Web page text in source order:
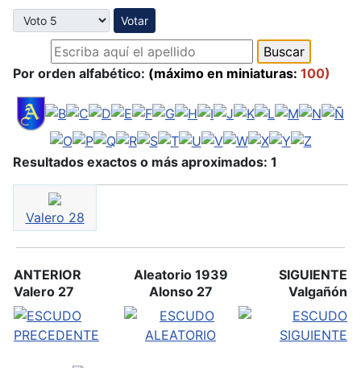
Por favor, vote
Por orden alfabético: (máximo en miniaturas: 100)
Resultados exactos o más aproximados: 1
Valero 28
ANTERIOR
Valero 27
Aleatorio 1939
Alonso 27
SIGUIENTE
Valgañón